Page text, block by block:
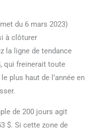
du 6 mars 2023)
à clôturer
la ligne de tendance
qui freinerait toute
plus haut de l’année en
de 200 jours agit
$. Si cette zone de